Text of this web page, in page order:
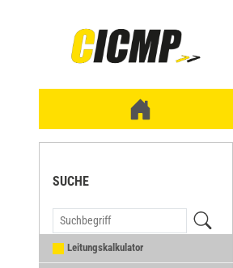
SUCHE
Leitungskalkulator